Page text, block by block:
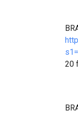
20